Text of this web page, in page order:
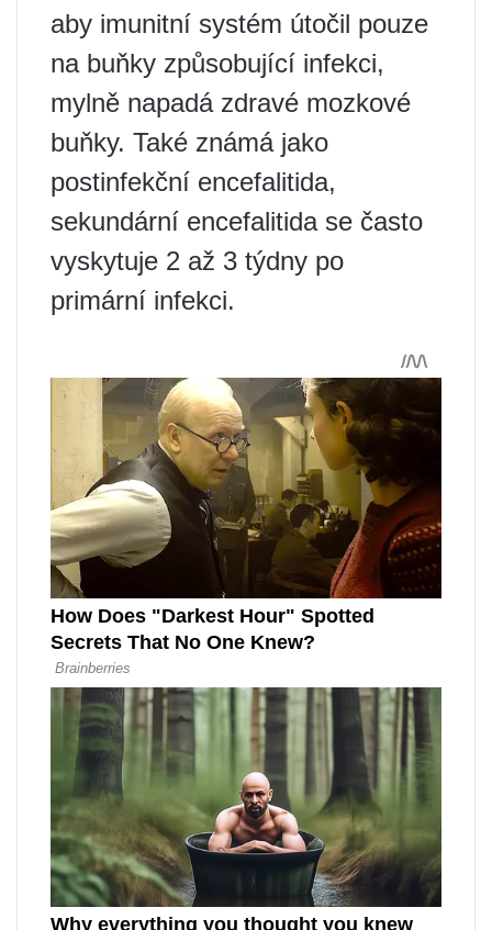
aby imunitní systém útočil pouze
na buňky způsobující infekci,
mylně napadá zdravé mozkové
buňky. Také známá jako
postinfekční encefalitida,
sekundární encefalitida se často
vyskytuje 2 až 3 týdny po
primární infekci.